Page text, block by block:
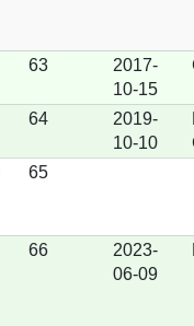
63
2017-
10-15
64
2019-
10-10
65
66
2023-
06-09